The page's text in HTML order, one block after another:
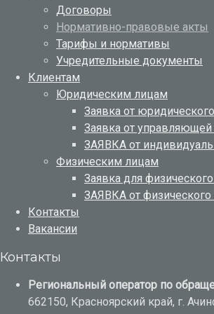
Договоры
Нормативно-правовые акты
Тарифы и нормативы
Учредительные документы
Клиентам
Юридическим лицам
Заявка от
Заявка от управляющей
ЗАЯВКА от
Физическим лицам
Заявка для
ЗАЯВКА от
Контакты
Вакансии
Контакты
Региональный оператор по
662150, Красноярский край, г.